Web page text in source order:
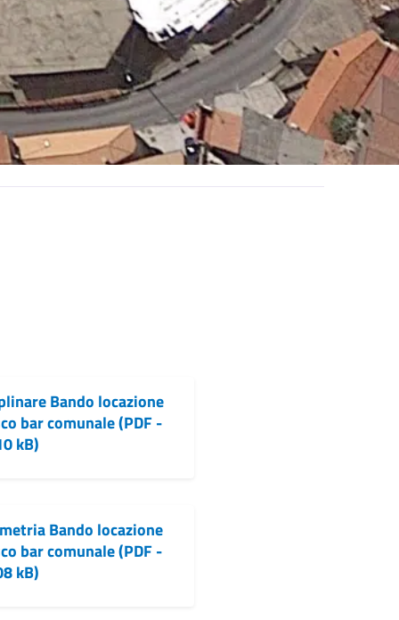
Bando locazione
bar comunale (PDF -
kB)
Bando locazione
bar comunale (PDF -
kB)